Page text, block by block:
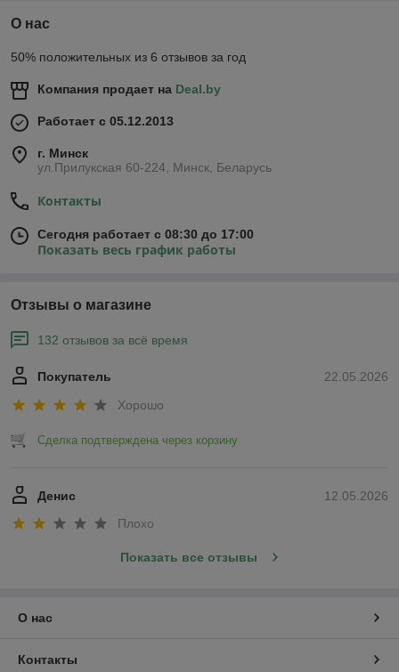
О нас
50% положительных из 6 отзывов за год
Компания продает на Deal.by
Работает с 05.12.2013
г. Минск
ул.Прилукская 60-224, Минск, Беларусь
Контакты
Сегодня работает с 08:30 до 17:00
Показать весь график работы
Отзывы о магазине
132 отзывов за всё время
22.05.2026
Покупатель
Хорошо
Сделка подтверждена через корзину
12.05.2026
Денис
Плохо
Показать все отзывы
О нас
Контакты